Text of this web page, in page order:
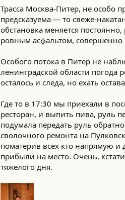
Трасса Москва-Питер, не особо
предсказуема — то свеже-
обстановка меняется
ровным асфальтом, совершенно
Особого потока в Питер не
ленинградской области погода
осталось и следа, но ехать
Где то в 17:30 мы приехали в
ресторан, и выпить пива, руль
подумала передать руль
сволочного ремонта на
поматерив всех кто напрямую и
прибыли на место. Очень,
тяжелого дня.